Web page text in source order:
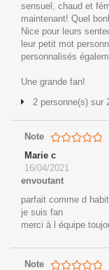
sensuel, chaud et
maintenant! Quel
Nice pour leurs
leur petit mot
personnalisés
Une grande fan!
2 personne(s) sur
Note
Marie c
16/04/2021
envoutant
parfait comme d
je suis fan
merci à l équipe
Note